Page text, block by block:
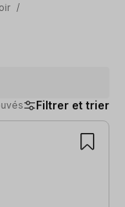
/
Filtrer et trier